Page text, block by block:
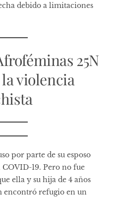
debido a limitaciones
25N
violencia
por parte de su esposo
19. Pero no fue
ella y su hija de 4 años
encontró refugio en un